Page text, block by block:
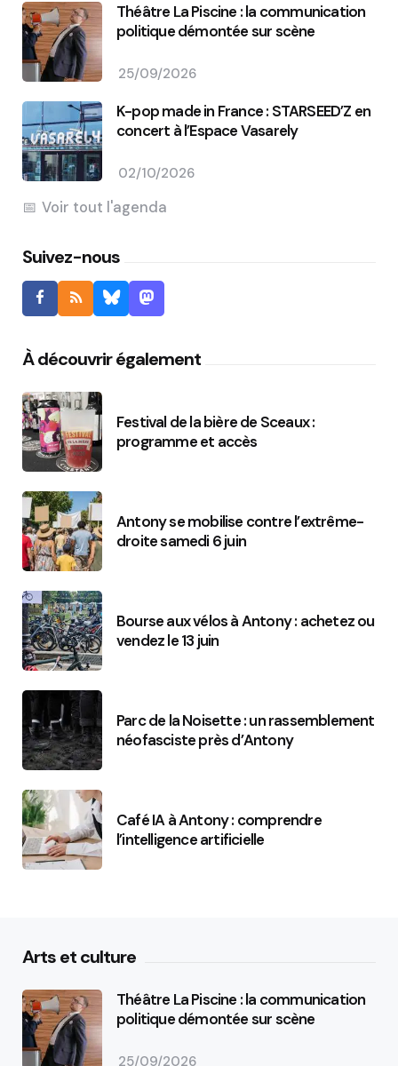
Théâtre La Piscine : la communication
politique démontée sur scène
25/09/2026
K-pop made in France : STARSEED’Z en
concert à l’Espace Vasarely
02/10/2026
Voir tout l'agenda
Suivez-nous
À découvrir également
Festival de la bière de Sceaux :
programme et accès
Antony se mobilise contre l’extrême-
droite samedi 6 juin
Bourse aux vélos à Antony : achetez ou
vendez le 13 juin
Parc de la Noisette : un rassemblement
néofasciste près d’Antony
Café IA à Antony : comprendre
l’intelligence artificielle
Arts et culture
Théâtre La Piscine : la communication
politique démontée sur scène
25/09/2026